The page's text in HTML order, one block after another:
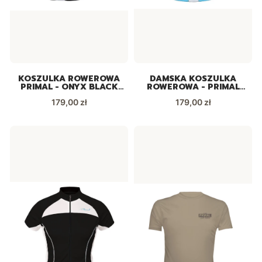
KOSZULKA ROWEROWA
PRIMAL - ONYX BLACK
Cena
179,00 zł
DAMSKA KOSZULKA
ROWEROWA - PRIMAL
Cena
179,00 zł